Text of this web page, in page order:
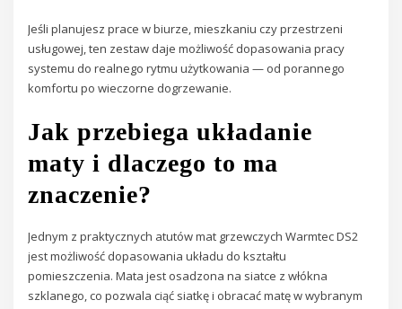
Jeśli planujesz prace w biurze, mieszkaniu czy przestrzeni
usługowej, ten zestaw daje możliwość dopasowania pracy
systemu do realnego rytmu użytkowania — od porannego
komfortu po wieczorne dogrzewanie.
Jak przebiega układanie
maty i dlaczego to ma
znaczenie?
Jednym z praktycznych atutów mat grzewczych Warmtec DS2
jest możliwość dopasowania układu do kształtu
pomieszczenia. Mata jest osadzona na siatce z włókna
szklanego, co pozwala ciąć siatkę i obracać matę w wybranym